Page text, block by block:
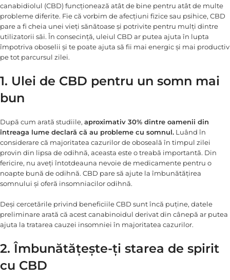
canabidiolul (CBD) funcționează atât de bine pentru atât de multe
probleme diferite. Fie că vorbim de afecțiuni fizice sau psihice, CBD
pare a fi cheia unei vieți sănătoase și potrivite pentru mulți dintre
utilizatorii săi. În consecință, uleiul CBD ar putea ajuta în lupta
împotriva oboselii și te poate ajuta să fii mai energic și mai productiv
pe tot parcursul zilei.
1. Ulei de CBD pentru un somn mai
bun
După cum arată studiile, aproximativ 30% dintre oamenii din
întreaga lume declară că au probleme cu somnul. Luând în
considerare că majoritatea cazurilor de oboseală în timpul zilei
provin din lipsa de odihnă, aceasta este o treabă importantă. Din
fericire, nu aveți întotdeauna nevoie de medicamente pentru o
noapte bună de odihnă. CBD pare să ajute la îmbunătățirea
somnului și oferă insomniacilor odihnă.
Deși cercetările privind beneficiile CBD sunt încă puține, datele
preliminare arată că acest canabinoidul derivat din cânepă ar putea
ajuta la tratarea cauzei insomniei în majoritatea cazurilor.
2. Îmbunătățește-ți starea de spirit
cu CBD